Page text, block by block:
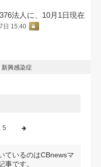
法人に、10月1日現在
日 15:40
新興感染症
5
ているのはCBnewsマ
事です。